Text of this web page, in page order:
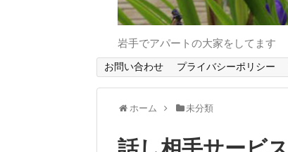
岩手でアパートの大家をしてます
お問い合わせ プライバシーポリシー
ホーム 未分類